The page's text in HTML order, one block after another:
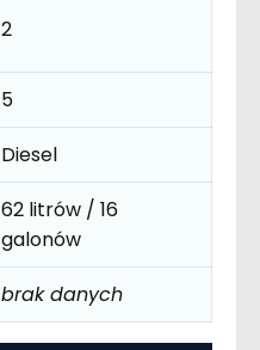
2
5
Diesel
62 litrów / 16
galonów
brak danych